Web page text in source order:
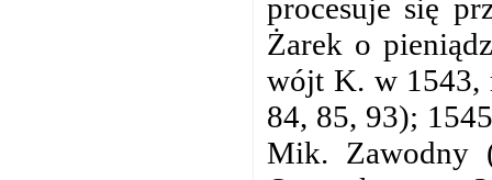
procesuje się
Żarek o
wójt K. w 1543,
84, 85, 93);
Mik. Zawodny